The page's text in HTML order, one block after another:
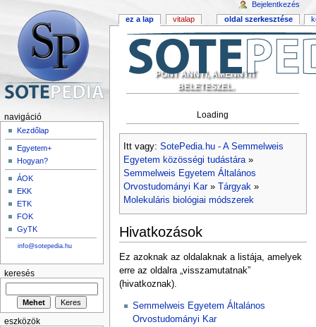
PONT ANNYI, AMENNYIT
BELETESZEL.
Loading
Itt vagy: SotePedia.hu - A Semmelweis
Egyetem közösségi tudástára»
Semmelweis Egyetem Általános
Orvostudományi Kar» Tárgyak»
Molekuláris biológiai módszerek
Hivatkozások
Ez azoknak az oldalaknak a listája, amelyek
erre az oldalra „visszamutatnak”
(hivatkoznak).
Semmelweis Egyetem Általános
Orvostudományi Kar
ez a lap vitalap oldal szerkesztése
Bejelentkezés
navigáció
Kezdőlap
Egyetem+
Hogyan?
ÁOK
EKK
ETK
FOK
GyTK
info@sotepedia.hu
keresés
eszközök